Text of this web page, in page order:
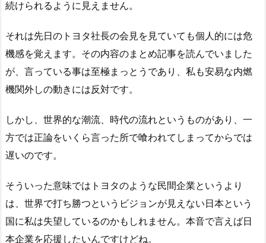
続けられるように見えません。
それは先日のトヨタ社長の会見を見ていても個人的には危
機感を覚えます。その内容のまとめ記事を読んでいました
が、言っている事は至極まっとうであり、私も安易な内燃
機関外しの動きには反対です。
しかし、世界的な潮流、時代の流れというものがあり、一
方では正論をいくら言った所で喰われてしまってからでは
遅いのです。
そういった意味ではトヨタのような民間企業というより
は、世界で打ち勝つというビジョンが見えない日本という
国に私は失望しているのかもしれません。本音で言えば日
本企業を応援したいんですけどね。